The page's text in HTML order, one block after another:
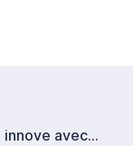
Mitsubishi innove avec un nouveau matériau flexible et résistant à la chaleur.